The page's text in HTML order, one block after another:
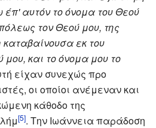
έπ' αυτόν το όνομα του Θεού
τον Θεού μου, της
εκ του
και το όνομα μου το
είχαν συνεχώς προ
οι οποίοι ανέμεναν και
κάθοδο της
[5]. Την Ιωάννεια παράδοση